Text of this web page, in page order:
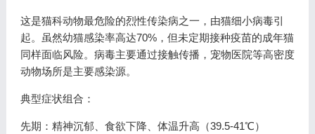
这是猫科动物最危险的烈性传染病之一，由猫细小病毒引
起。虽然幼猫感染率高达70%，但未定期接种疫苗的成年猫
同样面临风险。病毒主要通过接触传播，宠物医院等高密度
动物场所是主要感染源。
典型症状组合：
先期：精神沉郁、食欲下降、体温升高（39.5-41℃）